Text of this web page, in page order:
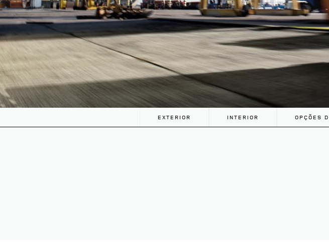
EXTERIOR INTERIOR OPÇÕES